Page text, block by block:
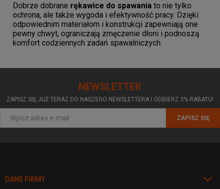
Dobrze dobrane rękawice do spawania to nie tylko
ochrona, ale także wygoda i efektywność pracy. Dzięki
odpowiednim materiałom i konstrukcji zapewniają one
pewny chwyt, ograniczają zmęczenie dłoni i podnoszą
komfort codziennych zadań spawalniczych.
NEWSLETTER
ZAPISZ SIĘ JUŻ TERAZ DO NASZEGO NEWSLETTERA I ODBIERZ 3% RABATU!
ZAPISZ SIĘ
DANE FIRMY